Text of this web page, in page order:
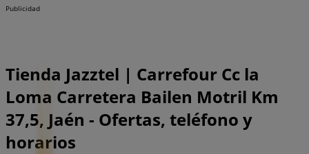
Publicidad
Tienda Jazztel | Carrefour Cc la
Loma Carretera Bailen Motril Km
37,5, Jaén - Ofertas, teléfono y
horarios